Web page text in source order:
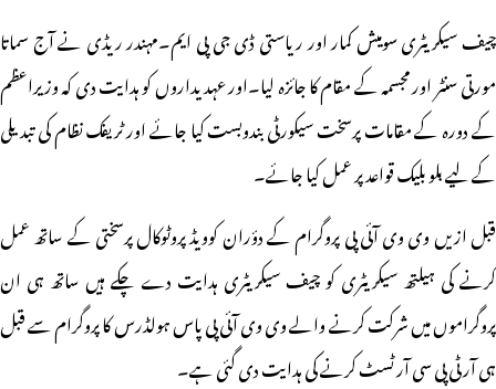
چیف سیکریٹری سومیش کمار اور ریاستی ڈی جی پی ایم۔مہندر ریڈی نے آج سماتا
مورتی سنٹر اور مجسمہ کے مقام کا جائزہ لیا۔اور عہدیداروں کو ہدایت دی کہ وزیراعظم
کے دورہ کے مقامات پرسخت سیکورٹی بندوبست کیا جائے اور ٹریفک نظام کی تبدیلی
کے لیے بلو بلیک قواعد پر عمل کیا جائے۔
قبل ازیں وی وی آئی پی پروگرام کے دؤران کوویڈ پروٹوکال پرسختی کے ساتھ عمل
کرنے کی ہیلتھ سیکریٹری کو چیف سیکریٹری ہدایت دے چکے ہیں ساتھ ہی ان
پروگراموں میں شرکت کرنے والے وی وی آئی پی پاس ہولڈرس کا پروگرام سے قبل
ہی آر ٹی پی سی آر ٹسٹ کرنے کی ہدایت دی گئی ہے۔